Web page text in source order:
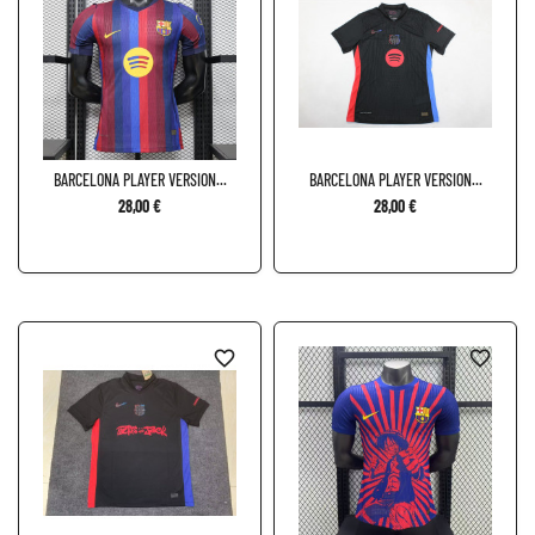
BARCELONA PLAYER VERSION...
28,00 €
BARCELONA PLAYER VERSION...
28,00 €
favorite_border favorite_border